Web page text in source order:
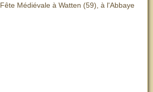
Fête Médiévale à Watten (59), à l'Abbaye